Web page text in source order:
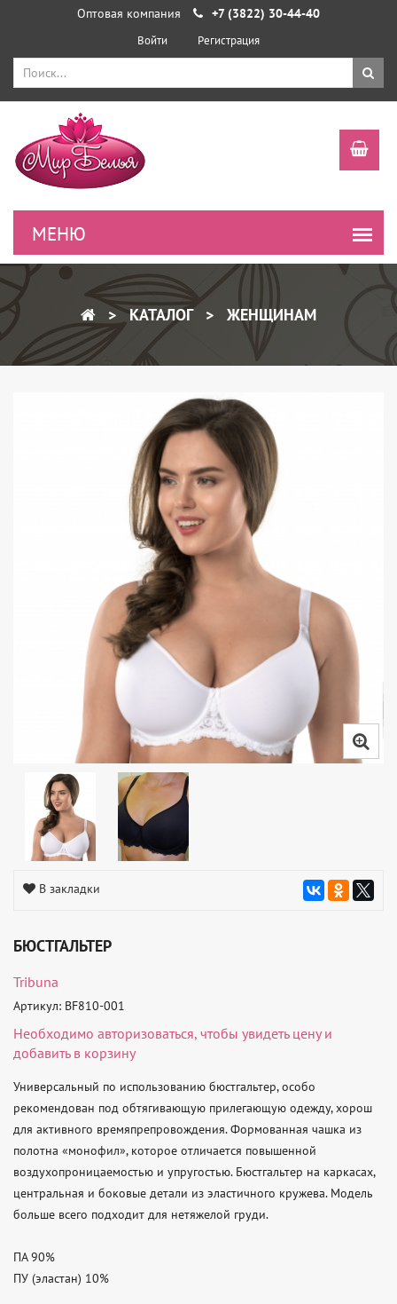
Оптовая компания +7 (3822) 30-44-40
Войти Регистрация
КАТАЛОГ ЖЕНЩИНАМ
В закладки
БЮСТГАЛЬТЕР
Tribuna
Артикул: BF810-001
Необходимо авторизоваться, чтобы увидеть цену и
добавить в корзину
Универсальный по использованию бюстгальтер, особо
рекомендован под обтягивающую прилегающую одежду, хорош
для активного времяпрепровождения. Формованная чашка из
полотна «монофил», которое отличается повышенной
воздухопроницаемостью и упругостью. Бюстгальтер на каркасах,
центральная и боковые детали из эластичного кружева. Модель
больше всего подходит для нетяжелой груди.
ПА 90%
ПУ (эластан) 10%